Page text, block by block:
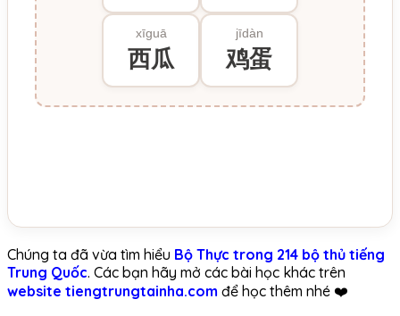
xīguā
西瓜
jīdàn
鸡蛋
Chúng ta đã vừa tìm hiểu Bộ Thực trong 214 bộ thủ tiếng
Trung Quốc. Các bạn hãy mở các bài học khác trên
website tiengtrungtainha.com để học thêm nhé ❤️